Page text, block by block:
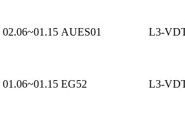
02.06~01.15 AUES01 L3-
01.06~01.15 EG52 L3-